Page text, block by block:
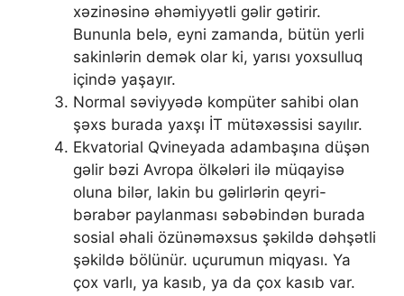
xəzinəsinə əhəmiyyətli gəlir gətirir.
Bununla belə, eyni zamanda, bütün yerli
sakinlərin demək olar ki, yarısı yoxsulluq
içində yaşayır.
Normal səviyyədə kompüter sahibi olan
şəxs burada yaxşı İT mütəxəssisi sayılır.
Ekvatorial Qvineyada adambaşına düşən
gəlir bəzi Avropa ölkələri ilə müqayisə
oluna bilər, lakin bu gəlirlərin qeyri-
bərabər paylanması səbəbindən burada
sosial əhali özünəməxsus şəkildə dəhşətli
şəkildə bölünür. uçurumun miqyası. Ya
çox varlı, ya kasıb, ya da çox kasıb var.